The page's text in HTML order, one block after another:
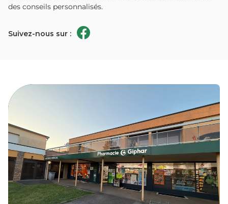
des conseils personnalisés.
Suivez-nous sur :